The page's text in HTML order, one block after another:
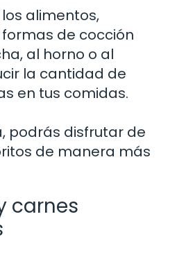
alimentos,
de cocción
al horno o al
la cantidad de
en tus comidas.
podrás disfrutar de
de manera más
carnes